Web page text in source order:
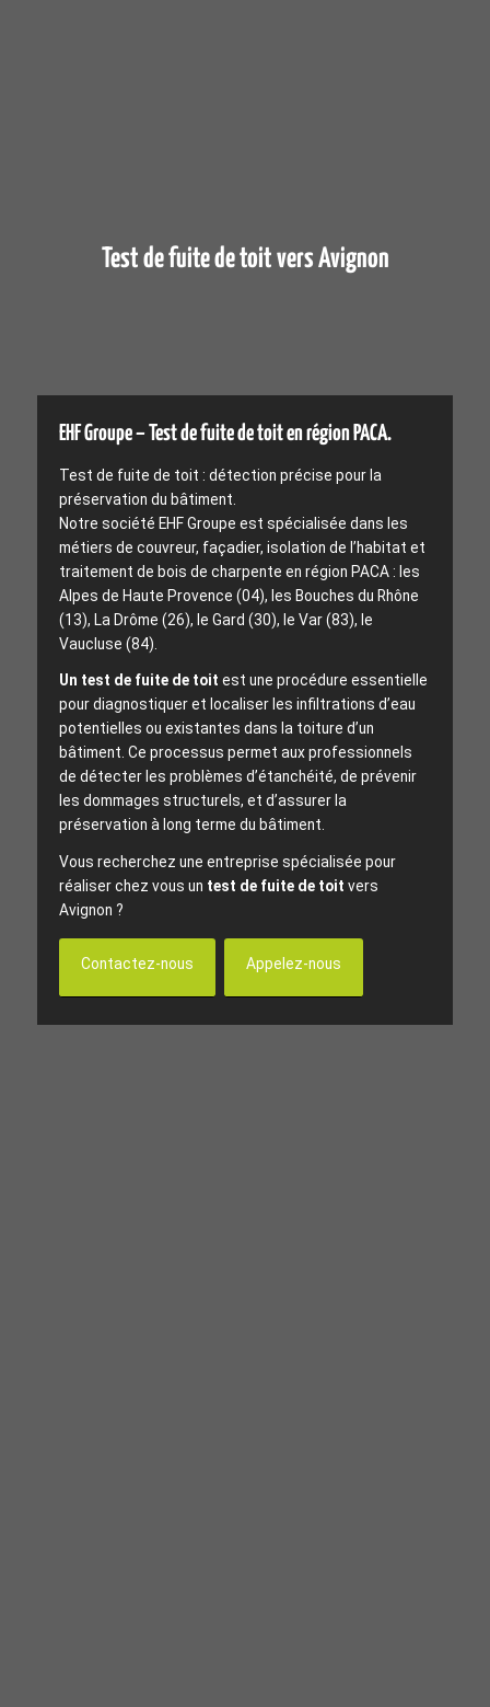
Test de fuite de toit vers Avignon
EHF Groupe – Test de fuite de toit en région PACA.
Test de fuite de toit : détection précise pour la
préservation du bâtiment.
Notre société EHF Groupe est spécialisée dans les
métiers de couvreur, façadier, isolation de l’habitat et
traitement de bois de charpente en région PACA : les
Alpes de Haute Provence (04), les Bouches du Rhône
(13), La Drôme (26), le Gard (30), le Var (83), le
Vaucluse (84).
Un test de fuite de toit est une procédure essentielle
pour diagnostiquer et localiser les infiltrations d’eau
potentielles ou existantes dans la toiture d’un
bâtiment. Ce processus permet aux professionnels
de détecter les problèmes d’étanchéité, de prévenir
les dommages structurels, et d’assurer la
préservation à long terme du bâtiment.
Vous recherchez une entreprise spécialisée pour
réaliser chez vous un test de fuite de toit vers
Avignon ?
Contactez-nous Appelez-nous